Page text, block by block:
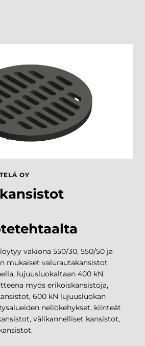
OY
vakiona 550/30, 550/50 ja
mukaiset valurautakansistot
lujuusluokaltaan 400 kN.
myös erikoiskansistoja,
600 kN lujuusluokan
neliökehykset, kiinteät
välikannelliset kansistot,